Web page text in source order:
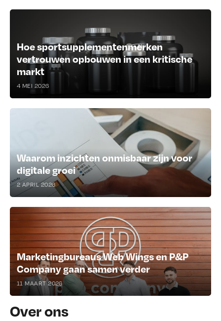
Hoe sportsupplementenmerken
vertrouwen opbouwen in een kritische
markt
4 MEI 2026
Waarom inzichten onmisbaar zijn voor
digitale groei
2 APRIL 2026
Marketingbureaus Web Wings en P&P
Company gaan samen verder
11 MAART 2026
Over ons